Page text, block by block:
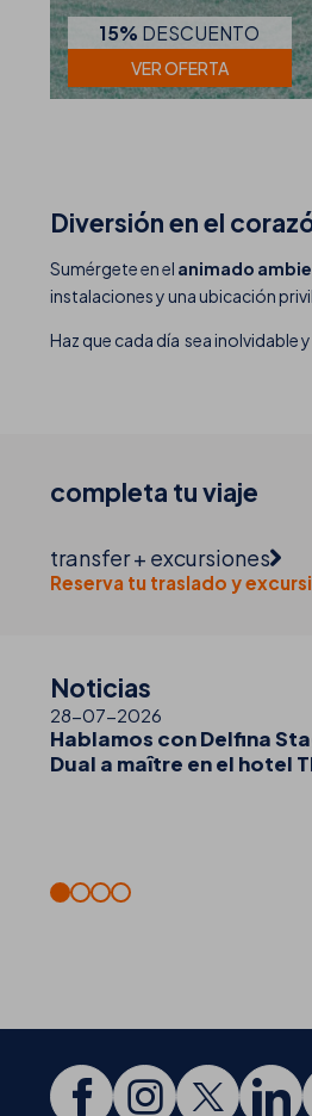
15% DESCUENTO
VER OFERTA
Diversión en el
Sumérgete en el animado
instalaciones y una ubicación
Haz que cada día sea inolvidable
completa tuviaje
transfer + excursiones
Reserva tu traslado y
Noticias
28-07-2026
Hablamos con Delfina
Dual a maître en el hotel